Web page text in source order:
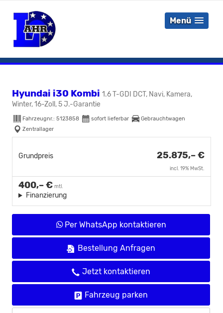
Menü
Hyundai i30 Kombi 1.6 T-GDI DCT, Navi, Kamera,
Winter, 16-Zoll, 5 J.-Garantie
Fahrzeugnr.: 5123858 sofort lieferbar
Gebrauchtwagen
Zentrallager
Grundpreis 25.875,– €
incl. 19% MwSt.
400,– € mtl.
Finanzierung
Per WhatsApp kontaktieren
Bestellung Anfragen
Jetzt kontaktieren
Fahrzeug parken